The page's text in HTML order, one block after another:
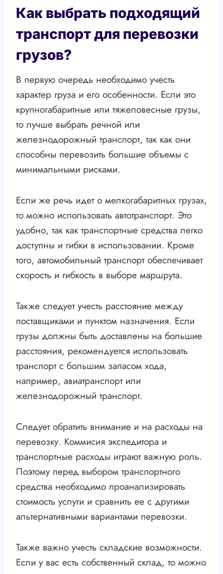
Как выбрать подходящий
транспорт для перевозки
грузов?
В первую очередь необходимо учесть
характер груза и его особенности. Если это
крупногабаритные или тяжеловесные грузы,
то лучше выбрать речной или
железнодорожный транспорт, так как они
способны перевозить большие объемы с
минимальными рисками.
Если же речь идет о мелкогабаритных грузах,
то можно использовать автотранспорт. Это
удобно, так как транспортные средства легко
доступны и гибки в использовании. Кроме
того, автомобильный транспорт обеспечивает
скорость и гибкость в выборе маршрута.
Также следует учесть расстояние между
поставщиками и пунктом назначения. Если
грузы должны быть доставлены на большие
расстояния, рекомендуется использовать
транспорт с большим запасом хода,
например, авиатранспорт или
железнодорожный транспорт.
Следует обратить внимание и на расходы на
перевозку. Коммисия экспедитора и
транспортные расходы играют важную роль.
Поэтому перед выбором транспортного
средства необходимо проанализировать
стоимость услуги и сравнить ее с другими
альтернативными вариантами перевозки.
Также важно учесть складские возможности.
Если у вас есть собственный склад, то можно